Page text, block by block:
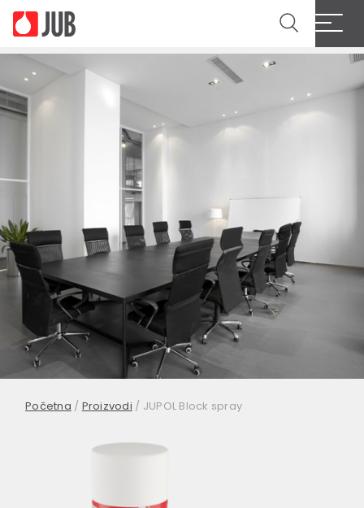
Početna / Proizvodi / JUPOL Block spray